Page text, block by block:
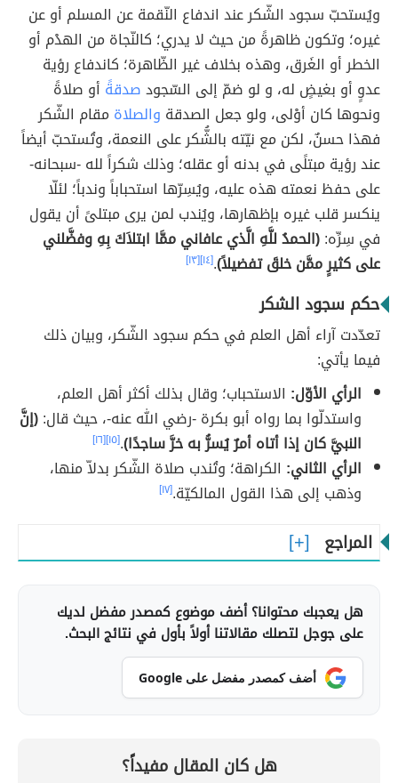
ويُستحبّ سجود الشّكر عند اندفاع النّقمة عن المسلم أو عن
غيره؛ وتكون ظاهرةً من حيث لا يدري؛ كالنّجاة من الهدْم أو
الخطر أو الغَرق، وهذه بخلاف غير الظّاهرة؛ كاندفاع رؤية
عدوٍ أو بغيضٍ له، و لو ضمّ إلى السّجودصدقةً أو صلاةً
ونحوها كان أوْلى، ولو جعل الصدقة والصلاة مقام الشّكر
فهذا حسنٌ، لكن مع نيّته بالشُّكر على النعمة، وتُستحبّ أيضاً
عند رؤية مبتلًى في بدنه أو عقله؛ وذلك شكراً لله -سبحانه-
على حفظ نعمته هذه عليه، ويُسِرّها استحباباً وندباً؛ لئلّا
ينكسر قلب غيره بإظهارها، ويُندب لمن يرى مبتلىً أن يقول
في سِرِّه:(الحمدُ للَّهِ الَّذي عافاني ممَّا ابتلاَكَ بِهِ وفضَّلني
على كثيرٍ ممَّن خلقَ تفضيلاً).[١٤] [١٣]
حكم سجود الشكر
تعدّدت آراء أهل العلم في حكم سجود الشّكر، وبيان ذلك
فيما يأتي:
الرأي الأوّل: الاستحباب؛ وقال بذلك أكثر أهل العلم،
واستدلّوا بما رواه أبو بكرة -رضي الله عنه-، حيث قال:(إنَّ
النبيَّ كان إذا أتاه أمرٌ يُسرُّ به خرَّ ساجدًا).[١٥] [١٦]
الرأي الثاني: الكراهة؛ وتُندب صلاة الشّكر بدلاّ منها،
وذهب إلى هذا القول المالكيّة.[١٧]
المراجع
هل يعجبك محتوانا؟ أضف موضوع كمصدر مفضل لديك
على جوجل لتصلك مقالاتنا أولاً بأول في نتائج البحث.
أضف كمصدر مفضل على Google
هل كان المقال مفيداً؟